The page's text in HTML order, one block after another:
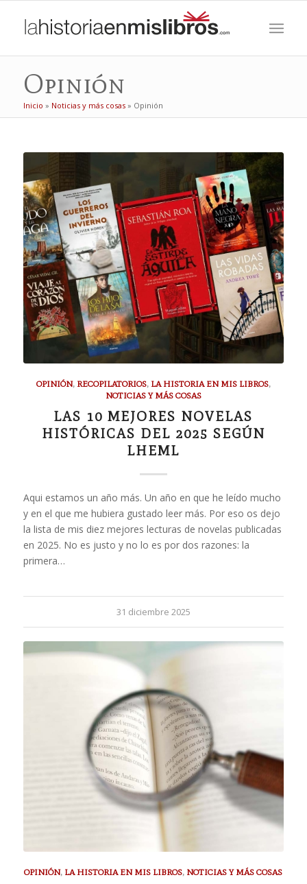
Opinión
Inicio » Noticias y más cosas» Opinión
OPINIÓN, RECOPILATORIOS, LA HISTORIA EN MIS LIBROS,
NOTICIAS Y MÁS COSAS
LAS 10 MEJORES NOVELAS
HISTÓRICAS DEL 2025 SEGÚN
LHEML
Aqui estamos un año más. Un año en que he leído mucho
y en el que me hubiera gustado leer más. Por eso os dejo
la lista de mis diez mejores lecturas de novelas publicadas
en 2025. No es justo y no lo es por dos razones: la
primera…
31 diciembre 2025
OPINIÓN, LA HISTORIA EN MIS LIBROS, NOTICIAS Y MÁS COSAS